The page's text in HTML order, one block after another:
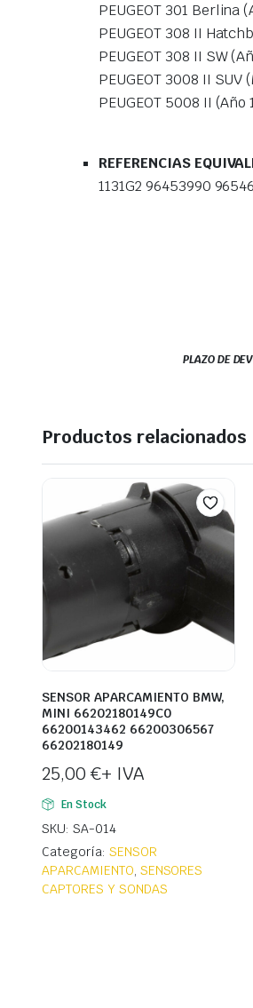
PEUGEOT 301 Berlina
PEUGEOT 308 II
PEUGEOT 308 II SW
PEUGEOT 3008 II
PEUGEOT 5008 II (Año
REFERENCIAS
1131G2 96453990
PLAZO DE
Productos relacionados
SENSOR APARCAMIENTO BMW,
MINI 66202180149C0
66200143462 66200306567
66202180149
25,00 €+ IVA
En Stock
SKU: SA-014
Categoría: SENSOR
APARCAMIENTO, SENSORES
CAPTORES Y SONDAS